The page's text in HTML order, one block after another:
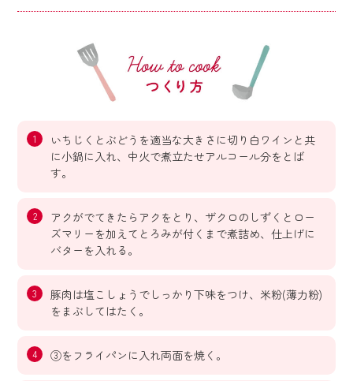
いちじくとぶどうを適当な大きさに切り白ワインと共
に小鍋に入れ、中火で煮立たせアルコール分をとば
す。
アクがでてきたらアクをとり、ザクロのしずくとロー
ズマリーを加えてとろみが付くまで煮詰め、仕上げに
バターを入れる。
豚肉は塩こしょうでしっかり下味をつけ、米粉(薄力粉)
をまぶしてはたく。
③をフライパンに入れ両面を焼く。